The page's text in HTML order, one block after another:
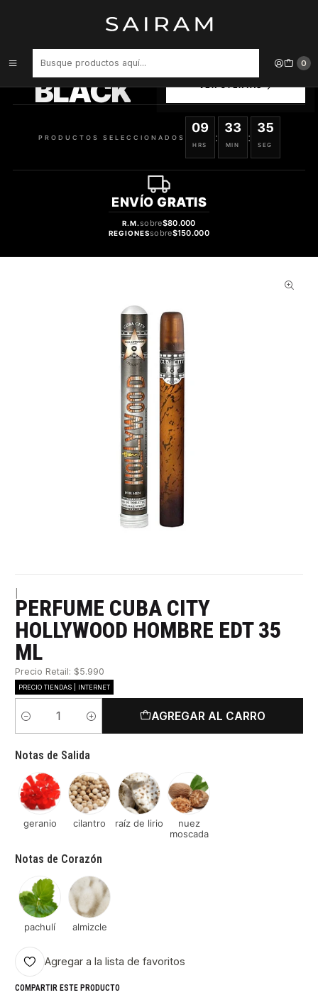
0
PERFUME CUBA CITY HOLLYWOOD HOMBRE EDT 35 ML
BLACK
SELECCIONADOS
PRODUCTOS SELECCIONADOS
09
HRS
:
33
MIN
:
35
SEG
ENVÍO GRATIS
R.M.sobre$80.000
REGIONESsobre$150.000
PERFUME CUBA CITY
HOLLYWOOD HOMBRE EDT 35
ML
Precio Retail: $5.990
PRECIO TIENDAS | INTERNET
Cantidad
AGREGAR AL CARRO
Notas de Salida
geranio cilantro raíz de lirio
nuez
moscada
Notas de Corazón
pachulí almizcle
Agregar a la lista de favoritos
COMPARTIR ESTE PRODUCTO